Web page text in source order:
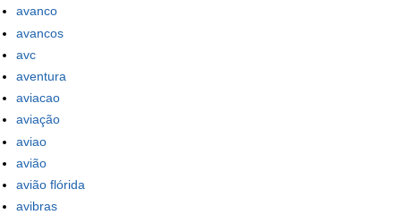
avanco
avancos
avc
aventura
aviacao
aviação
aviao
avião
avião flórida
avibras